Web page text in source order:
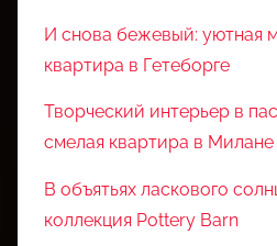
И снова бежевый: уютная
квартира в Гетеборге
Творческий интерьер в
смелая квартира в Милане
В объятьях ласкового
коллекция Pottery Barn